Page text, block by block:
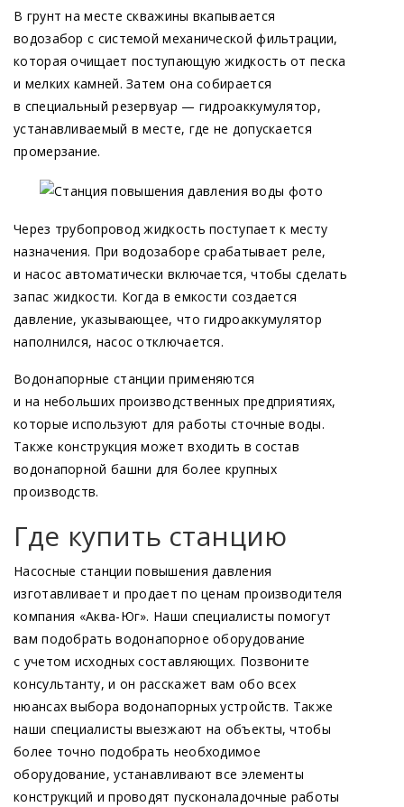
В грунт на месте скважины вкапывается
водозабор с системой механической фильтрации,
которая очищает поступающую жидкость от песка
и мелких камней. Затем она собирается
в специальный резервуар — гидроаккумулятор,
устанавливаемый в месте, где не допускается
промерзание.
Через трубопровод жидкость поступает к месту
назначения. При водозаборе срабатывает реле,
и насос автоматически включается, чтобы сделать
запас жидкости. Когда в емкости создается
давление, указывающее, что гидроаккумулятор
наполнился, насос отключается.
Водонапорные станции применяются
и на небольших производственных предприятиях,
которые используют для работы сточные воды.
Также конструкция может входить в состав
водонапорной башни для более крупных
производств.
Где купить станцию
Насосные станции повышения давления
изготавливает и продает по ценам производителя
компания «Аква-Юг». Наши специалисты помогут
вам подобрать водонапорное оборудование
с учетом исходных составляющих. Позвоните
консультанту, и он расскажет вам обо всех
нюансах выбора водонапорных устройств. Также
наши специалисты выезжают на объекты, чтобы
более точно подобрать необходимое
оборудование, устанавливают все элементы
конструкций и проводят пусконаладочные работы